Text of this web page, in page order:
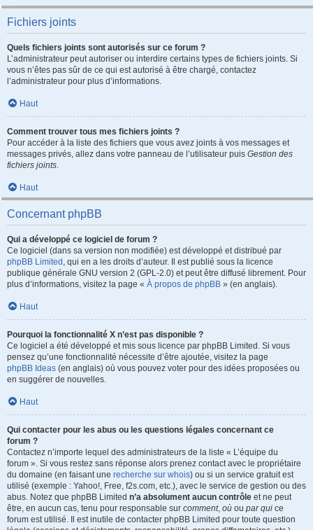
Fichiers joints
Quels fichiers joints sont autorisés sur ce forum ?
L’administrateur peut autoriser ou interdire certains types de fichiers joints. Si
vous n’êtes pas sûr de ce qui est autorisé à être chargé, contactez
l’administrateur pour plus d’informations.
Haut
Comment trouver tous mes fichiers joints ?
Pour accéder à la liste des fichiers que vous avez joints à vos messages et
messages privés, allez dans votre panneau de l’utilisateur puis Gestion des
fichiers joints.
Haut
Concernant phpBB
Qui a développé ce logiciel de forum ?
Ce logiciel (dans sa version non modifiée) est développé et distribué par
phpBB Limited , qui en a les droits d’auteur. Il est publié sous la licence
publique générale GNU version 2 (GPL-2.0) et peut être diffusé librement. Pour
plus d’informations, visitez la page « À propos de phpBB » (en anglais).
Haut
Pourquoi la fonctionnalité X n’est pas disponible ?
Ce logiciel a été développé et mis sous licence par phpBB Limited. Si vous
pensez qu’une fonctionnalité nécessite d’être ajoutée, visitez la page
phpBB Ideas (en anglais) où vous pouvez voter pour des idées proposées ou
en suggérer de nouvelles.
Haut
Qui contacter pour les abus ou les questions légales concernant ce
forum ?
Contactez n’importe lequel des administrateurs de la liste « L’équipe du
forum ». Si vous restez sans réponse alors prenez contact avec le propriétaire
du domaine (en faisant une recherche sur whois) ou si un service gratuit est
utilisé (exemple : Yahoo!, Free, f2s.com, etc.), avec le service de gestion ou des
abus. Notez que phpBB Limited n’a absolument aucun contrôle et ne peut
être, en aucun cas, tenu pour responsable sur comment, où ou par qui ce
forum est utilisé. Il est inutile de contacter phpBB Limited pour toute question